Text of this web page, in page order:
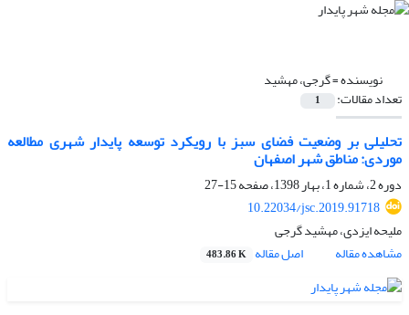
نویسنده =گرجی، مهشید
تعداد مقالات: 1
تحلیلی بر وضعیت فضای سبز با رویکرد توسعه پایدار شهری مطالعه
موردی: مناطق شهر اصفهان
دوره 2، شماره 1، بهار 1398، صفحه
15-27
10.22034/jsc.2019.91718
ملیحه ایزدی، مهشید گرجی
مشاهده مقاله
اصل مقاله 483.86 K